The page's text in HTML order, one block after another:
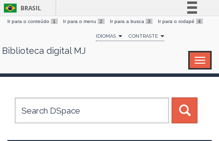
Skip
BRASIL
Simplifique!
Comunica BR
Canais
Ir para o conteúdo 1 Ir para o menu 2 Ir para a busca 3 Ir para o rodapé 4
IDIOMAS CONTRASTE
Biblioteca digital MJ